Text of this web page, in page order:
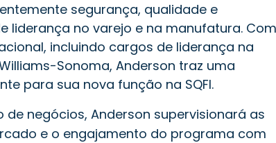
segurança, qualidade e
liderança no varejo e na manufatura. Com
incluindo cargos de liderança na
Sonoma, Anderson traz uma
para sua nova função na SQFI.
negócios, Anderson supervisionará as
e o engajamento do programa com